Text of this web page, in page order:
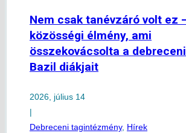
Nem csak tanévzáró volt ez
közösségi élmény, ami
összekovácsolta a
Bazil diákjait
2026, július 14
|
Debreceni tagintézmény, Hírek